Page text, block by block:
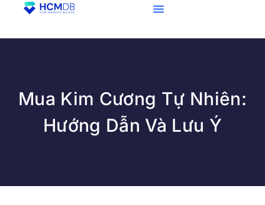
Mua Kim Cương Tự Nhiên:
Hướng Dẫn Và Lưu Ý